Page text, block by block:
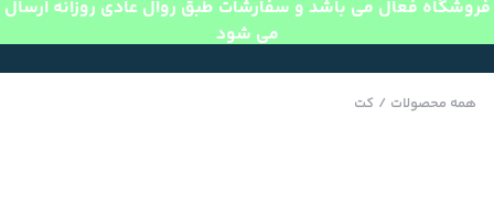
فروشگاه فعال می باشد و سفارشات طبق روال عادی روزانه ارسال
می شود
همه محصولات / کت